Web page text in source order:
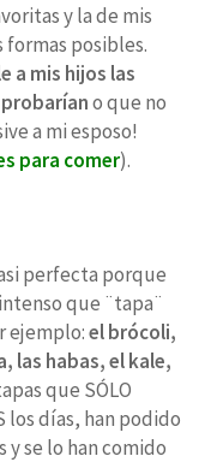
y la de mis
formas posibles.
a mis hijos las
o que no
a mi esposo!
para comer).
perfecta porque
que ¨tapa¨
ejemplo:el brócoli,
las habas, el kale,
que SÓLO
los días, han podido
se lo han comido